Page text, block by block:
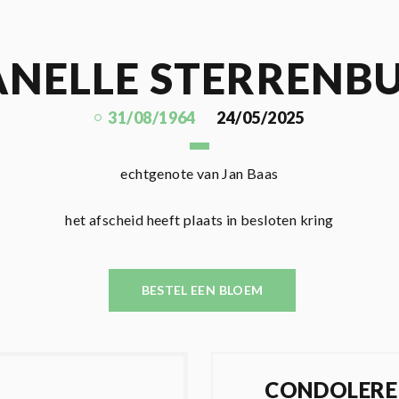
31/08/1964 24/05/2025
echtgenote van Jan Baas
het afscheid heeft plaats in besloten kring
BESTEL EEN BLOEM